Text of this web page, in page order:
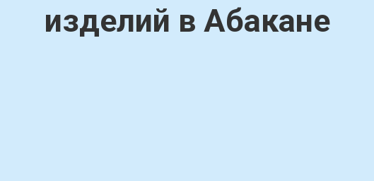
изделий в Абакане